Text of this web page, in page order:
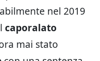
nel 2019
caporalato
mai stato